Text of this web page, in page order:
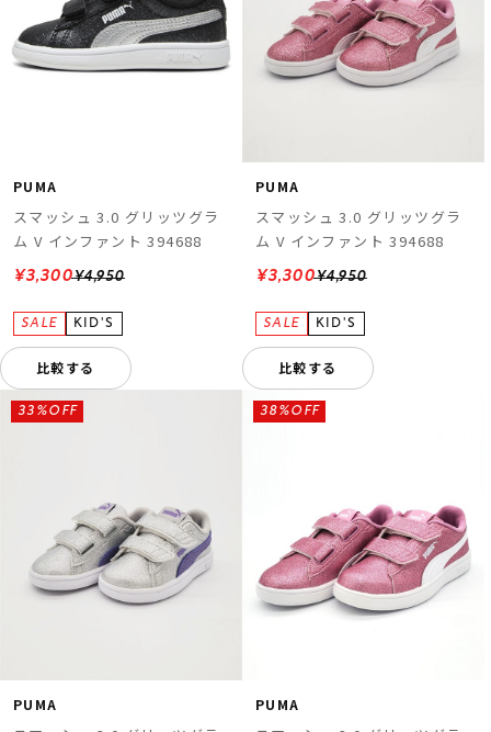
PUMA
スマッシュ 3.0 グリッツグラ
ム V インファント 394688
¥4,950
¥3,300
比較する
PUMA
スマッシュ 3.0 グリッツグラ
ム V インファント 394688
¥4,950
¥3,300
比較する
PUMA
33%OFF
PUMA
38%OFF